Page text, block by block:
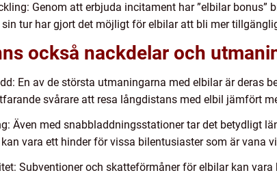
Genom att erbjuda incitament har ”elbilar
tur har gjort det möjligt för elbilar att bli mer
också nackdelar och
En av de största utmaningarna med elbilar är deras
svårare att resa långdistans med elbil jämfört
Även med snabbladdningsstationer tar det betydligt
vara ett hinder för vissa bilentusiaster som är vana
Subventioner och skatteförmåner för elbilar kan